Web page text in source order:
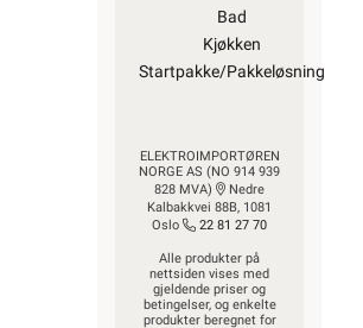
Bad
Kjøkken
Startpakke/Pakkeløsning
ELEKTROIMPORTØREN
NORGE AS (NO 914 939
828 MVA)
Nedre
Kalbakkvei 88B, 1081
Oslo
22 81 27 70
Alle produkter på
nettsiden vises med
gjeldende priser og
betingelser, og enkelte
produkter beregnet for